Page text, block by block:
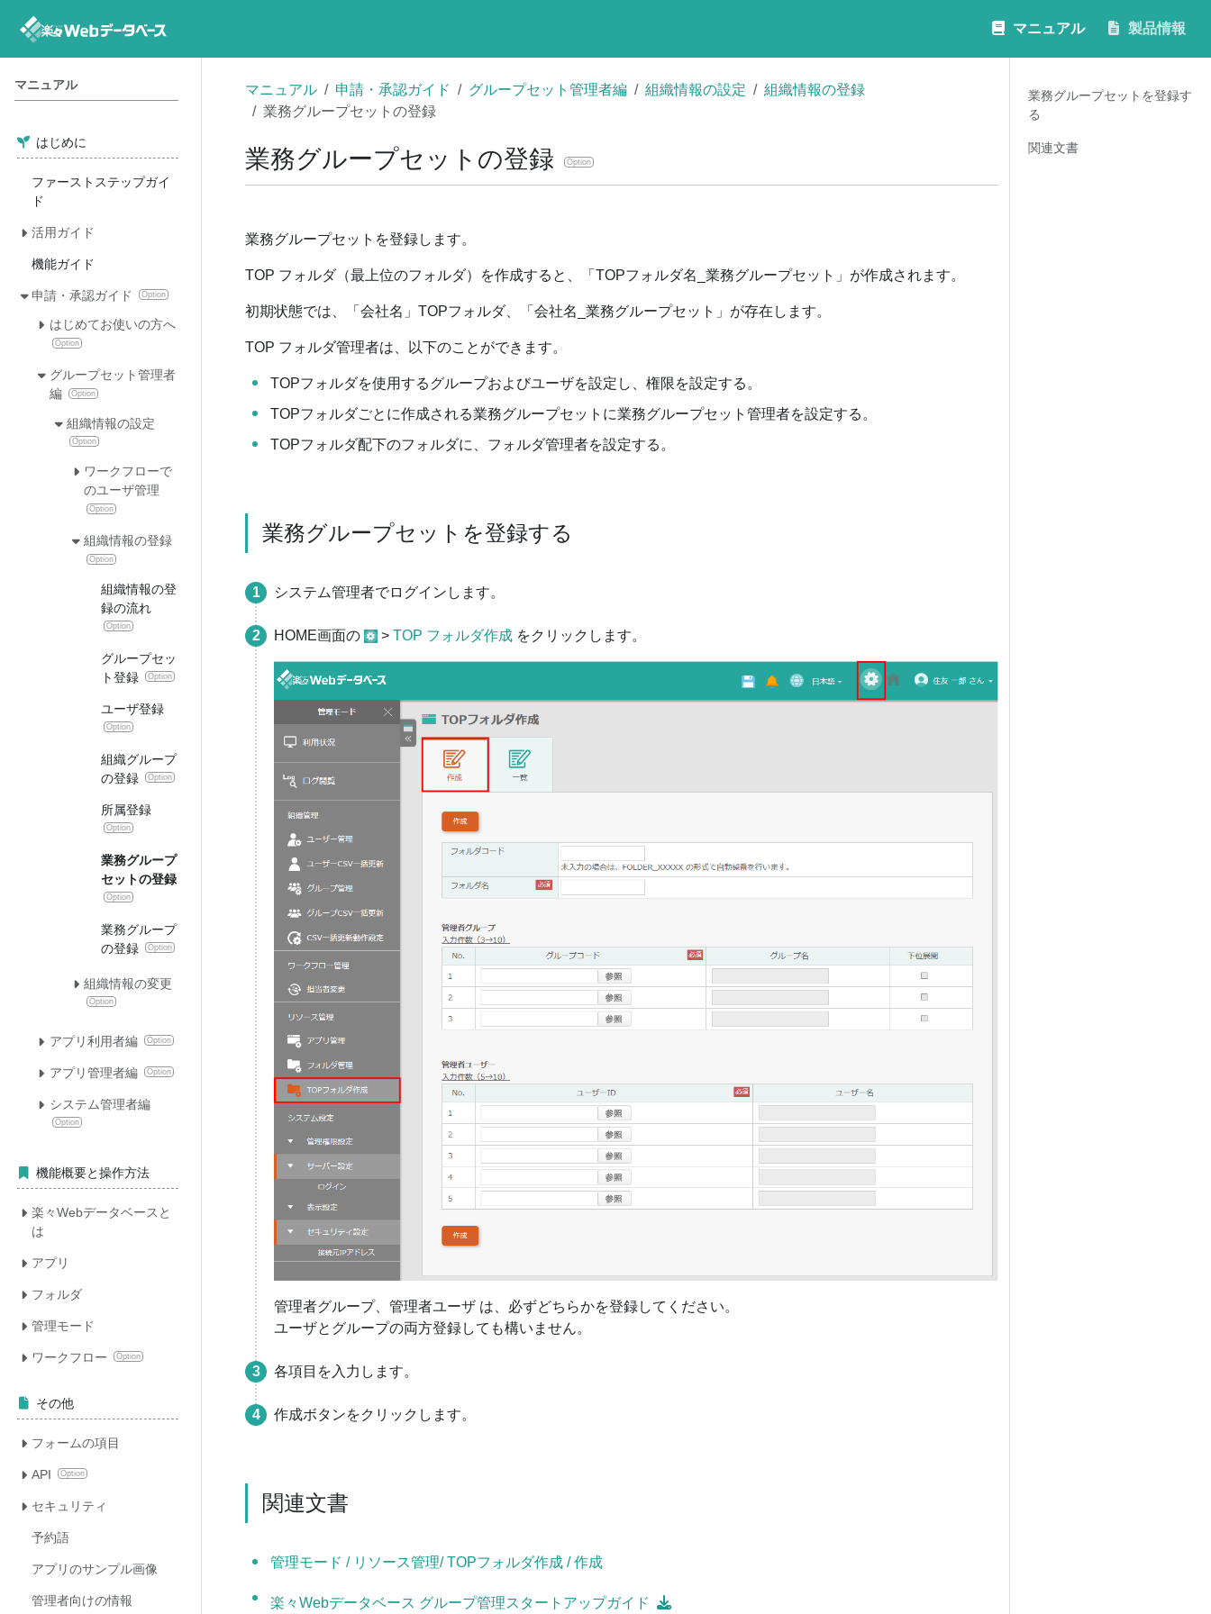
マニュアル 製品情報
マニュアル
はじめに
ファーストステップガイ
ド
活用ガイド
機能ガイド
申請・承認ガイド Option
はじめてお使いの方へ
Option
グループセット管理者
編
Option
組織情報の設定
Option
ワークフローで
のユーザ管理
Option
組織情報の登録
Option
組織情報の登
録の流れ
Option
グループセッ
ト登録
Option
ユーザ登録
Option
組織グループ
の登録
Option
所属登録
Option
業務グループ
セットの登録
Option
業務グループ
の登録
Option
組織情報の変更
Option
アプリ利用者編 Option
アプリ管理者編 Option
システム管理者編
Option
機能概要と操作方法
楽々Webデータベースと
は
アプリ
フォルダ
管理モード
ワークフロー Option
その他
フォームの項目
API Option
セキュリティ
予約語
アプリのサンプル画像
管理者向けの情報
業務グループセットを登録す
る
関連文書
マニュアル 申請・承認ガイド グループセット管理者編 組織情報の設定
組織情報の登録
業務グループセットの登録
業務グループセットの登録 Option
業務グループセットを登録します。
TOP フォルダ（最上位のフォルダ）を作成すると、「TOPフォルダ名_業務グループセット」が作成されます。
初期状態では、「会社名」TOPフォルダ、「会社名_業務グループセット」が存在します。
TOP フォルダ管理者は、以下のことができます。
TOPフォルダを使用するグループおよびユーザを設定し、権限を設定する。
TOPフォルダごとに作成される業務グループセットに業務グループセット管理者を設定する。
TOPフォルダ配下のフォルダに、フォルダ管理者を設定する。
業務グループセットを登録する
システム管理者でログインします。
HOME画面の > TOP フォルダ作成 をクリックします。
管理者グループ、管理者ユーザ は、必ずどちらかを登録してください。
ユーザとグループの両方登録しても構いません。
各項目を入力します。
作成ボタンをクリックします。
関連文書
管理モード / リソース管理/ TOPフォルダ作成 / 作成
楽々Webデータベース グループ管理スタートアップガイド